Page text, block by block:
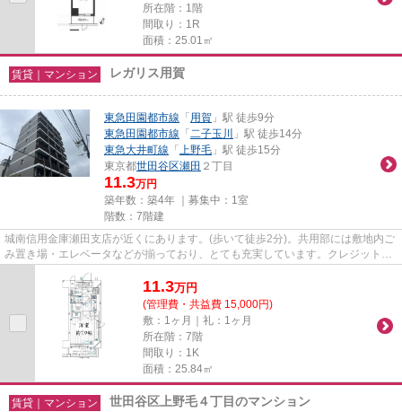
所在階：1階
間取り：1R
面積：25.01㎡
賃貸｜マンション レガリス用賀
東急田園都市線 「用賀 」駅 徒歩9分
東急田園都市線 「二子玉川
」駅 徒歩14分
東急大井町線 「 上野毛 」駅 徒歩15分
東京都世田谷区瀬田 ２丁目
11.3万円
築年数：築4年 ｜募集中： 1室
階数：7階建
城南信用金庫瀬田支店が近くにあります。(歩いて徒歩2分)。共用部には敷地内ご
み置き場・エレベータなどが揃っており、とても充実しています。クレジットカ
ードで初期費用がお支払いい...
11.3万円
(管理費・共益費 15,000円)
敷：1ヶ月｜礼：1ヶ月
所在階：7階
間取り：1K
面積：25.84㎡
賃貸｜マンション 世田谷区上野毛４丁目のマンション